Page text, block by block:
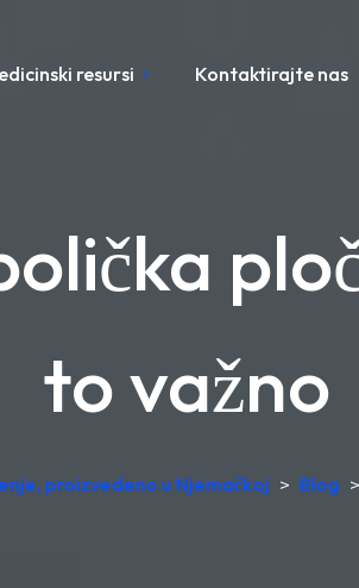
resursi Kontaktirajte nas
to važno
proizvedeno u Njemačkoj > Blog >